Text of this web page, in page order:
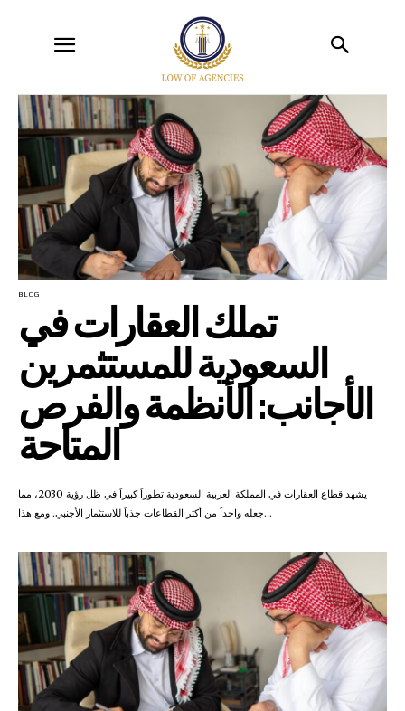
BLOG
تملك العقارات في
السعودية للمستثمرين
الأجانب: الأنظمة والفرص
المتاحة
يشهد قطاع العقارات في المملكة العربية السعودية تطوراً كبيراً في ظل رؤية 2030، مما
جعله واحداً من أكثر القطاعات جذباً للاستثمار الأجنبي. ومع هذا...